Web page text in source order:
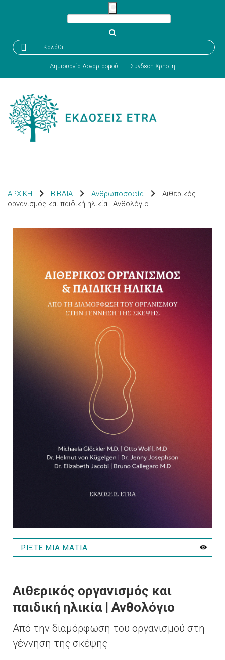
 Καλάθι
Δημιουργία Λογαριασμού Σύνδεση Χρήστη
ΑΡΧΙΚΗ ΒΙΒΛΙΑ Ανθρωποσοφία
Αιθερικός
οργανισμός και παιδική ηλικία | Ανθολόγιο
ΡΙΞΤΕ ΜΙΑ ΜΑΤΙΑ
Αιθερικός οργανισμός και
παιδική ηλικία | Ανθολόγιο
Από την διαμόρφωση του οργανισμού στη
γέννηση της σκέψης